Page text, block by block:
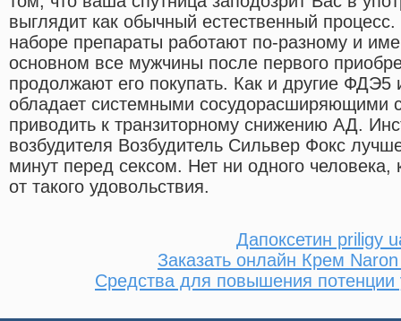
выглядит как обычный естественный
наборе препараты работают по-разному и
основном все мужчины после первого
продолжают его покупать. Как и другие
обладает системными сосудорасширяющими
приводить к транзиторному снижению АД.
возбудителя Возбудитель Сильвер Фокс
минут перед сексом. Нет ни одного человека,
от такого удовольствия.
Дапоксетин priligy
Заказать онлайн Крем
Средства для повышения потенции